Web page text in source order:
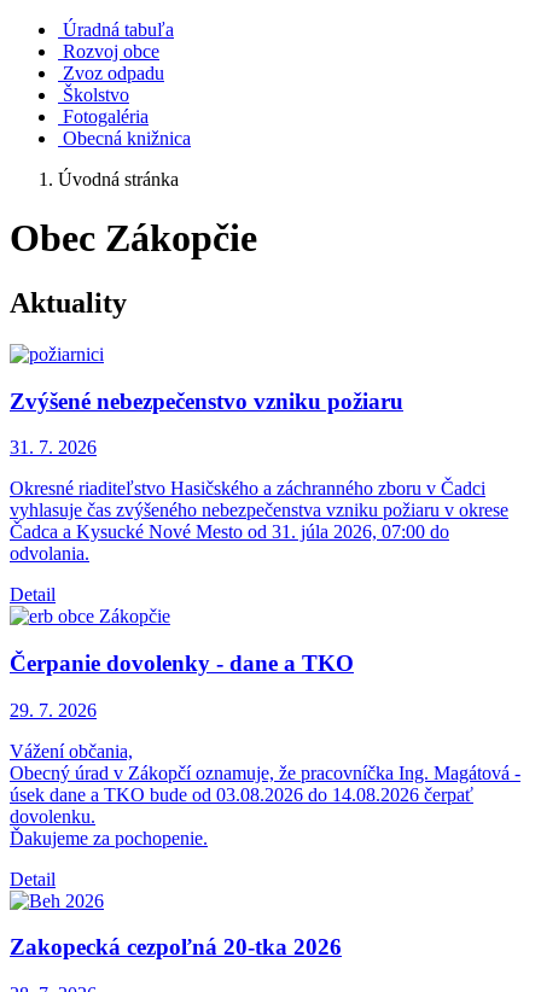
Úradná tabuľa
Rozvoj obce
Zvoz odpadu
Školstvo
Fotogaléria
Obecná knižnica
Úvodná stránka
Obec Zákopčie
Aktuality
Zvýšené nebezpečenstvo vzniku požiaru
31. 7. 2026
Okresné riaditeľstvo Hasičského a záchranného zboru v Čadci
vyhlasuje čas zvýšeného nebezpečenstva vzniku požiaru v okrese
Čadca a Kysucké Nové Mesto od 31. júla 2026, 07:00 do
odvolania.
Detail
Čerpanie dovolenky - dane a TKO
29. 7. 2026
Vážení občania,
Obecný úrad v Zákopčí oznamuje, že pracovníčka Ing. Magátová -
úsek dane a TKO bude od 03.08.2026 do 14.08.2026 čerpať
dovolenku.
Ďakujeme za pochopenie.
Detail
Zakopecká cezpoľná 20-tka 2026